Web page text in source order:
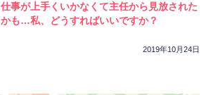
仕事が上手くいかなくて主任から見放された
かも…私、どうすればいいですか？
2019年10月24日